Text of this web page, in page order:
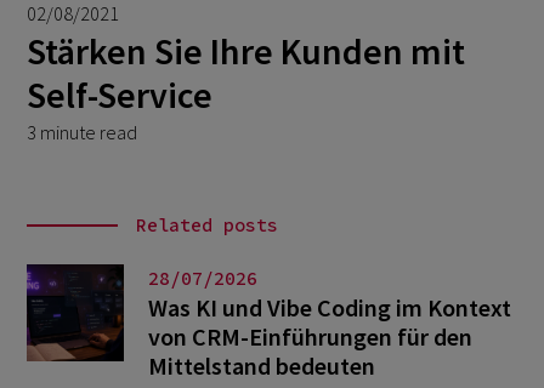
02/08/2021
Stärken Sie Ihre Kunden mit
Self-Service
3 minute read
Related posts
28/07/2026
Was KI und Vibe Coding im Kontext
von CRM-Einführungen für den
Mittelstand bedeuten